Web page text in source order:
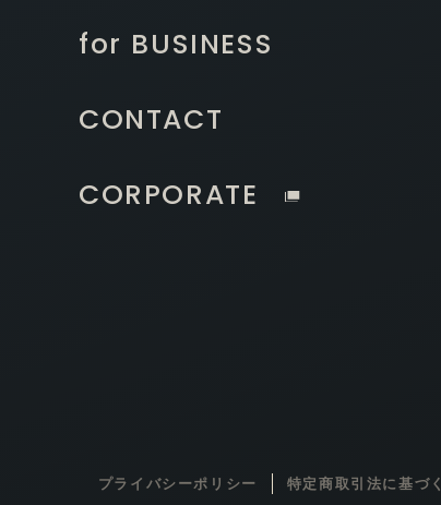
for BUSINESS
CONTACT
CORPORATE
プライバシーポリシー 特定商取引法に基づ